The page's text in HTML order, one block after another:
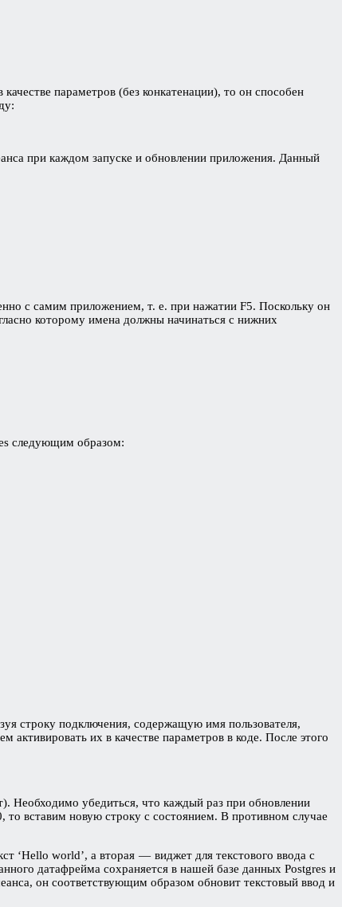
параметров (без конкатенации), то он способен
при каждом запуске и обновлении приложения. Данный
с самим приложением, т. е. при нажатии F5. Поскольку он
которому имена должны начинаться с нижних
следующим образом:
строку подключения, содержащую имя пользователя,
их в качестве параметров в коде. После этого
Необходимо убедиться, что каждый раз при обновлении
то вставим новую строку с состоянием. В противном случае
‘Hello world’, а вторая — виджет для текстового ввода с
датафрейма сохраняется в нашей базе данных Postgres и
он соответствующим образом обновит текстовый ввод и